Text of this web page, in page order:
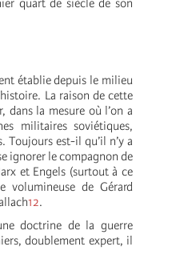
quart de siècle de son
établie depuis le milieu
La raison de cette
dans la mesure où l’on a
militaires soviétiques,
est-il qu’il n’y a
ignorer le compagnon de
et Engels (surtout à ce
volumineuse de Gérard
12.
doctrine de la guerre
doublement expert, il